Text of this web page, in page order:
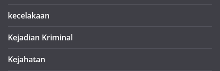
kecelakaan
Kejadian Kriminal
Kejahatan